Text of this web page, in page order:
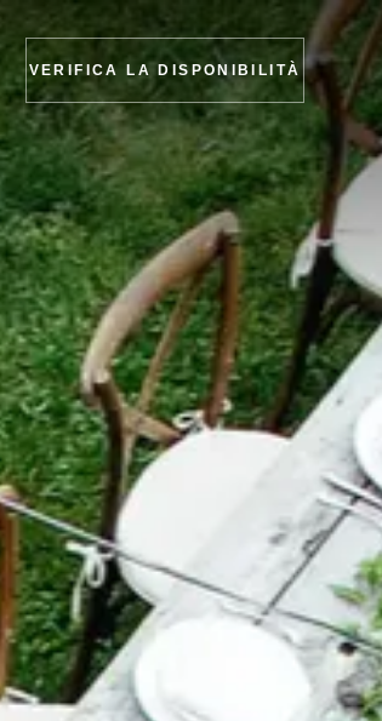
VERIFICA LA DISPONIBILITÀ